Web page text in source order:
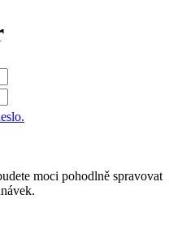
moci pohodlně spravovat